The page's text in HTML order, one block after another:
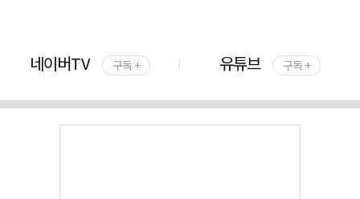
네이버TV 구독 + 유튜브 구독 +